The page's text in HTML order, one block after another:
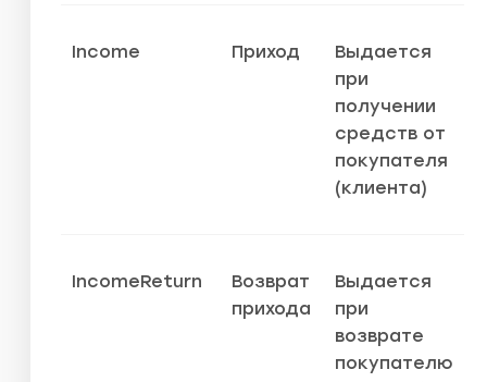
Income Приход
Выдается
при
получении
средств от
покупателя
(клиента)
IncomeReturn
Возврат
прихода
Выдается
при
возврате
покупателю